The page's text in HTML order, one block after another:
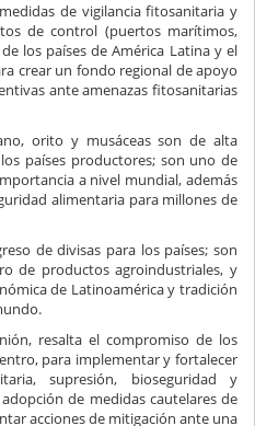
de vigilancia fitosanitaria y
de control (puertos marítimos,
los países de América Latina y el
crearun fondo regional de apoyo
ante amenazas fitosanitarias
orito y musáceas son de alta
países productores; son uno de
a nivel mundial, además
alimentaria para millones de
de divisas para los países; son
de productos agroindustriales, y
de Latinoamérica y tradición
resalta el compromiso de los
para implementar y fortalecer
supresión, bioseguridad y
ción de medidas cautelares de
acciones de mitigación ante una